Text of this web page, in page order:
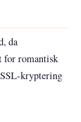
da
for romantisk
kryptering